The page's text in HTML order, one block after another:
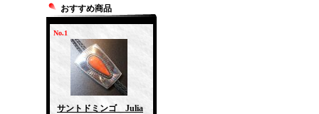
おすすめ商品
No.1
サントドミンゴ Julia